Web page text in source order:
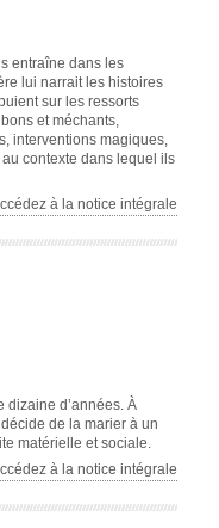
entraîne dans les
lui narrait les histoires
sur les ressorts
et méchants,
interventions magiques,
contexte dans lequel ils
à la notice intégrale
dizaine d’années. À
de la marier à un
matérielle et sociale.
à la notice intégrale